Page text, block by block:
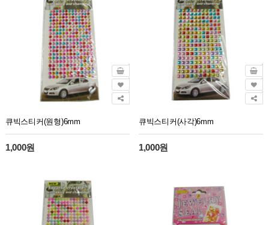
큐빅스티커(원형)6mm
1,000원
큐빅스티커(사각)6mm
1,000원